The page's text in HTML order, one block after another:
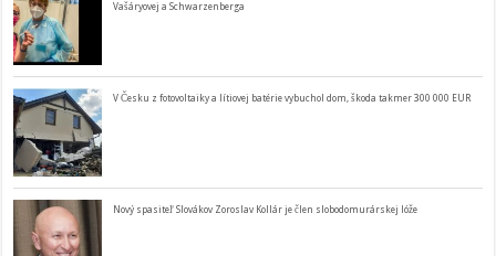
Vašáryovej a Schwarzenberga
V Česku z fotovoltaiky a lítiovej batérie vybuchol dom, škoda takmer 300 000 EUR
Nový spasiteľ Slovákov Zoroslav Kollár je člen slobodomurárskej lóže